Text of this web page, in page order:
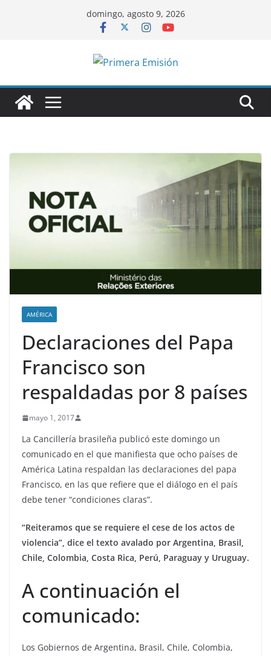
domingo, agosto 9, 2026
AMÉRICA
Declaraciones del Papa
Francisco son
respaldadas por 8 países
mayo 1, 2017
La Cancillería brasileña publicó este domingo un
comunicado en el que manifiesta que ocho países de
América Latina respaldan las declaraciones del papa
Francisco, en las que refiere que el diálogo en el país
debe tener “condiciones claras”.
“Reiteramos que se requiere el cese de los actos de
violencia”, dice el texto avalado por Argentina, Brasil,
Chile, Colombia, Costa Rica, Perú, Paraguay y Uruguay.
A continuación el
comunicado:
Los Gobiernos de Argentina, Brasil, Chile, Colombia,